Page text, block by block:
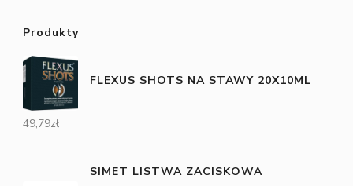
Produkty
FLEXUS SHOTS NA STAWY 20X10ML
49,79zł
SIMET LISTWA ZACISKOWA